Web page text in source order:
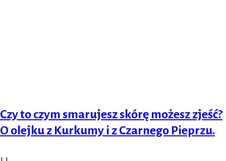
Czy to czym smarujesz skórę możesz zjeść?
O olejku z Kurkumy i z Czarnego Pieprzu.